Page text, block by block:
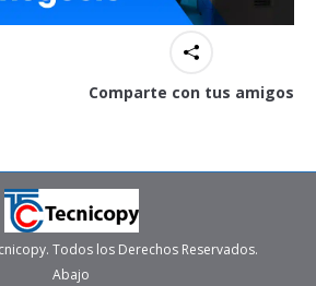
Comparte con tus amigos
Todos los Derechos Reservados.
Abajo